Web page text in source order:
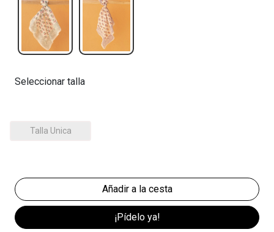
Seleccionar talla
Talla Unica
¡Pídelo ya!